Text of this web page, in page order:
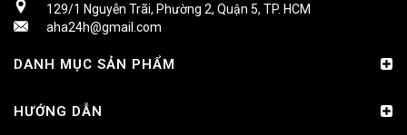
129/1 Nguyễn Trãi, Phường 2, Quận 5, TP. HCM
aha24h@gmail.com
DANH MỤC SẢN PHẨM
HƯỚNG DẪN